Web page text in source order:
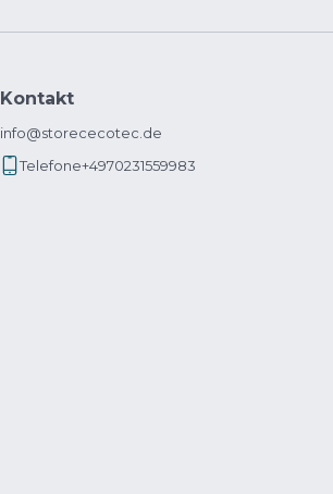
Kontakt
info@storececotec.de
Telefone+4970231559983